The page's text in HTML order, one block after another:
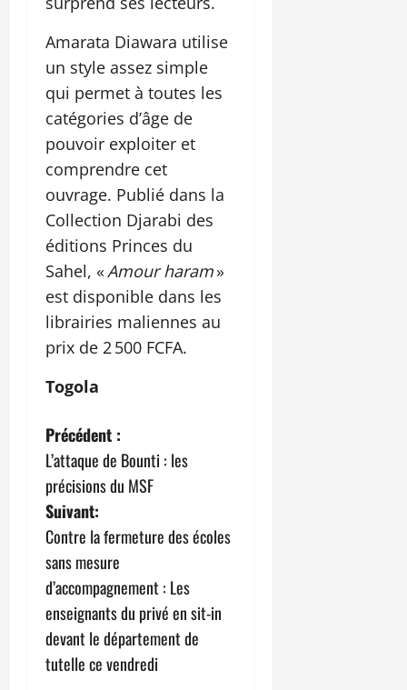
Amarata Diawara utilise
un style assez simple
qui permet à toutes les
catégories d’âge de
pouvoir exploiter et
comprendre cet
ouvrage. Publié dans la
Collection Djarabi des
éditions Princes du
Sahel, « Amour haram»
est disponible dans les
librairies maliennes au
prix de 2 500 FCFA.
Togola
N
a
v
i
g
a
t
Précédent :
L’attaque de Bounti : les
précisions du MSF
Suivant:
Contre la fermeture des écoles
sans mesure
d’accompagnement : Les
enseignants du privé en sit-in
devant le département de
tutelle ce vendredi